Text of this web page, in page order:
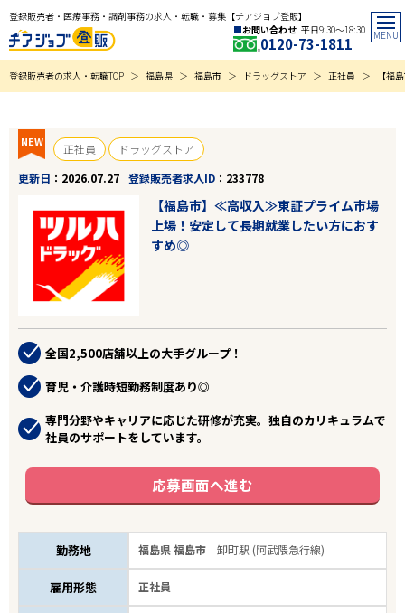
登録販売者・医療事務・調剤事務の求人・転職・募集【チアジョブ登販】
お問い合わせ 平日9:30〜18:30
0120-73-1811
登録販売者の求人・転職TOP 福島県 福島市 ドラッグストア 正社員 【福
NEW 正社員
ドラッグストア
更新日
2026.07.27 登録販売者求人ID 233778
【福島市】≪高収入≫東証プライム市場
上場！安定して長期就業したい方におす
すめ◎
全国2,500店舗以上の大手グループ！
育児・介護時短勤務制度あり◎
専門分野やキャリアに応じた研修が充実。独自のカリキュラムで
社員のサポートをしています。
応募画面へ進む
勤務地 福島県 福島市卸町駅 (阿武隈急行線)
雇用形態 正社員